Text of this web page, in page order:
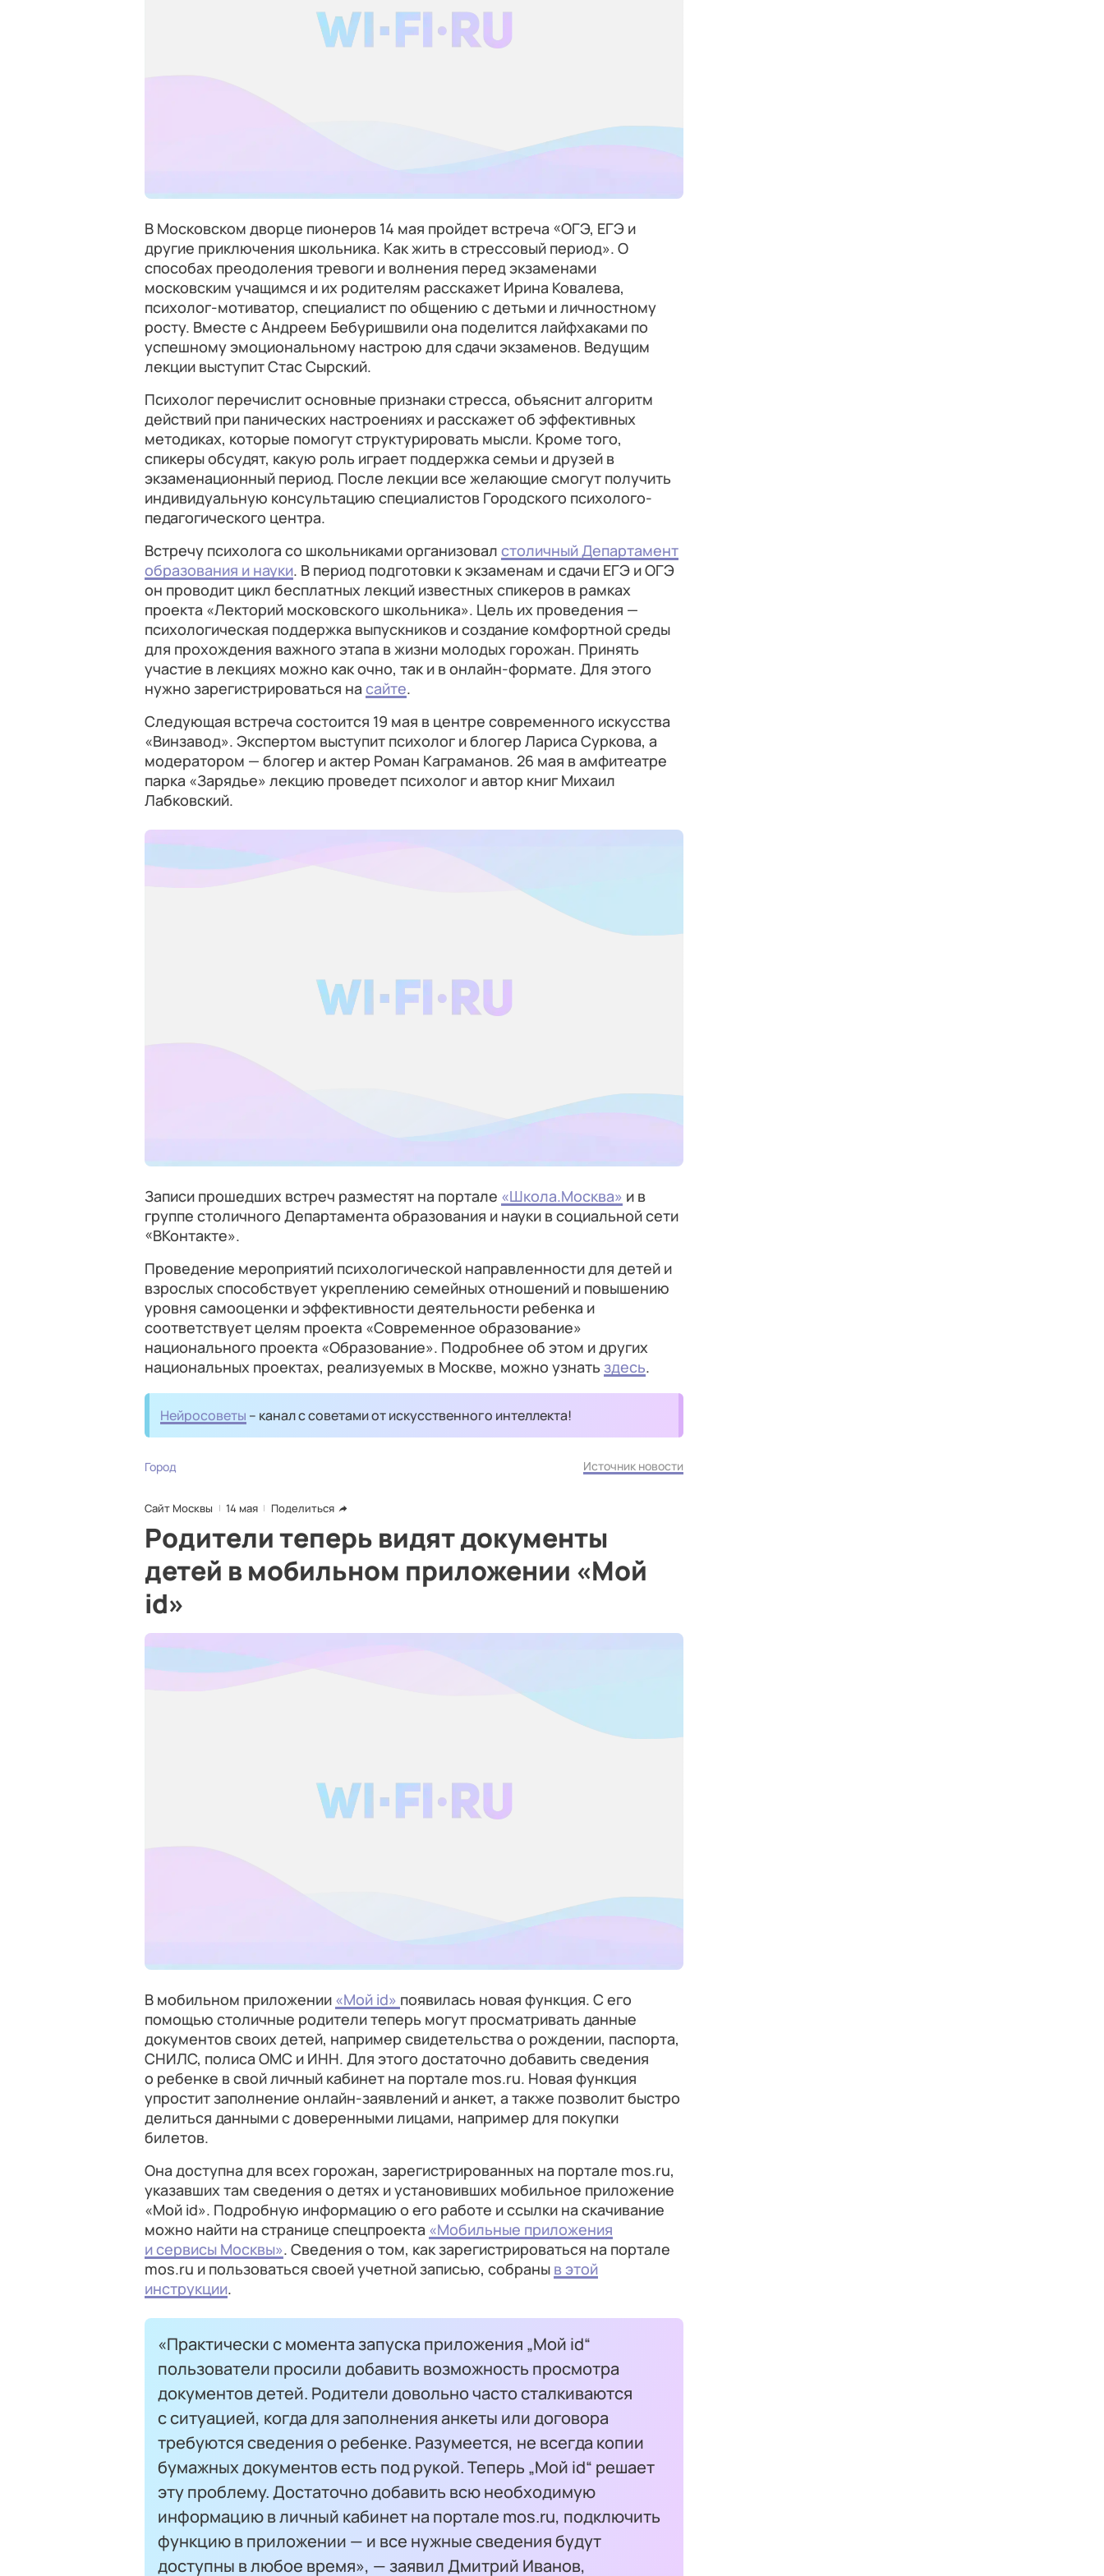
В Московском дворце пионеров 14 мая пройдет встреча «ОГЭ, ЕГЭ и
другие приключения школьника. Как жить в стрессовый период». О
способах преодоления тревоги и волнения перед экзаменами
московским учащимся и их родителям расскажет Ирина Ковалева,
психолог-мотиватор, специалист по общению с детьми и личностному
росту. Вместе с Андреем Бебуришвили она поделится лайфхаками по
успешному эмоциональному настрою для сдачи экзаменов. Ведущим
лекции выступит Стас Сырский.
Психолог перечислит основные признаки стресса, объяснит алгоритм
действий при панических настроениях и расскажет об эффективных
методиках, которые помогут структурировать мысли. Кроме того,
спикеры обсудят, какую роль играет поддержка семьи и друзей в
экзаменационный период. После лекции все желающие смогут получить
индивидуальную консультацию специалистов Городского психолого-
педагогического центра.
Встречу психолога со школьниками организовал столичный Департамент
образования и науки. В период подготовки к экзаменам и сдачи ЕГЭ и ОГЭ
он проводит цикл бесплатных лекций известных спикеров в рамках
проекта «Лекторий московского школьника». Цель их проведения —
психологическая поддержка выпускников и создание комфортной среды
для прохождения важного этапа в жизни молодых горожан. Принять
участие в лекциях можно как очно, так и в онлайн-формате. Для этого
нужно зарегистрироваться на сайте.
Следующая встреча состоится 19 мая в центре современного искусства
«Винзавод». Экспертом выступит психолог и блогер Лариса Суркова, а
модератором — блогер и актер Роман Каграманов. 26 мая в амфитеатре
парка «Зарядье» лекцию проведет психолог и автор книг Михаил
Лабковский.
Записи прошедших встреч разместят на портале «Школа.Москва» и в
группе столичного Департамента образования и науки в социальной сети
«ВКонтакте».
Проведение мероприятий психологической направленности для детей и
взрослых способствует укреплению семейных отношений и повышению
уровня самооценки и эффективности деятельности ребенка и
соответствует целям проекта «Современное образование»
национального проекта «Образование». Подробнее об этом и других
национальных проектах, реализуемых в Москве, можно узнать здесь.
Нейросоветы – канал с советами от искусственного интеллекта!
Город Источник новости
Сайт Москвы 14 мая Поделиться
Родители теперь видят документы
детей в мобильном приложении «Мой
id»
В мобильном приложении «Мой id» появилась новая функция. С его
помощью столичные родители теперь могут просматривать данные
документов своих детей, например свидетельства о рождении, паспорта,
СНИЛС, полиса ОМС и ИНН. Для этого достаточно добавить сведения
о ребенке в свой личный кабинет на портале mos.ru. Новая функция
упростит заполнение онлайн-заявлений и анкет, а также позволит быстро
делиться данными с доверенными лицами, например для покупки
билетов.
Она доступна для всех горожан, зарегистрированных на портале mos.ru,
указавших там сведения о детях и установивших мобильное приложение
«Мой id». Подробную информацию о его работе и ссылки на скачивание
можно найти на странице спецпроекта «Мобильные приложения
и сервисы Москвы». Сведения о том, как зарегистрироваться на портале
mos.ru и пользоваться своей учетной записью, собраны в этой
инструкции.
«Практически с момента запуска приложения „Мой id“
пользователи просили добавить возможность просмотра
документов детей. Родители довольно часто сталкиваются
с ситуацией, когда для заполнения анкеты или договора
требуются сведения о ребенке. Разумеется, не всегда копии
бумажных документов есть под рукой. Теперь „Мой id“ решает
эту проблему. Достаточно добавить всю необходимую
информацию в личный кабинет на портале mos.ru, подключить
функцию в приложении — и все нужные сведения будут
доступны в любое время», — заявил Дмитрий Иванов,